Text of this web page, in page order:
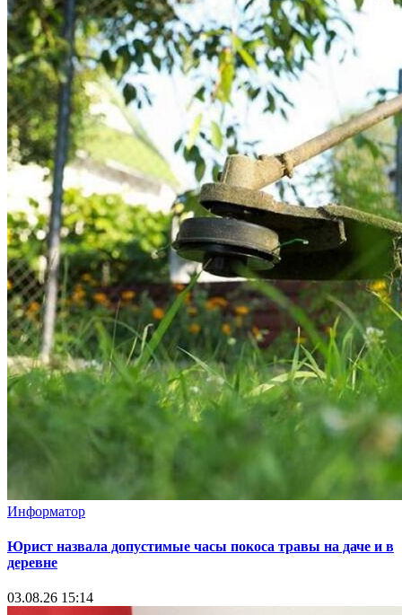
Информатор
Юрист назвала допустимые часы покоса травы на даче и в
деревне
03.08.26 15:14